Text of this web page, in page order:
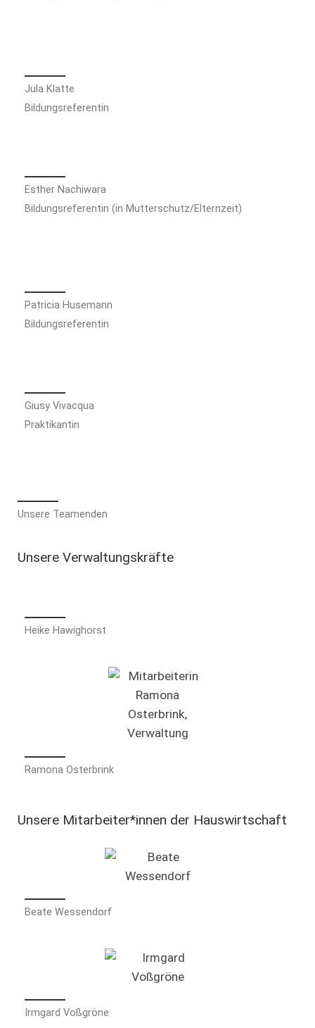
Jula Klatte
Bildungsreferentin
Esther Nachiwara
Bildungsreferentin (in Mutterschutz/Elternzeit)
Patricia Husemann
Bildungsreferentin
Giusy Vivacqua
Praktikantin
Unsere Teamenden
Unsere Verwaltungskräfte
Heike Hawighorst
Ramona Osterbrink
Unsere Mitarbeiter*innen der Hauswirtschaft
Beate Wessendorf
Irmgard Voßgröne